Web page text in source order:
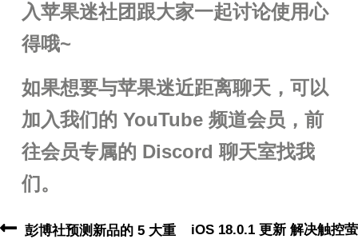
入苹果迷社团跟大家一起讨论使用心
得哦~
如果想要与苹果迷近距离聊天，可以
加入我们的 YouTube 频道会员，前
往会员专属的 Discord 聊天室找我
们。
彭博社预测新品的 5 大重 iOS 18.0.1 更新 解决触控萤